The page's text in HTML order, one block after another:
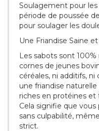
Soulagement pour
période de poussée
pour soulager les
Une Friandise Saine
Les sabots sont
cornes de jeunes
céréales, ni additifs, ni
une friandise
riches en protéines et
Cela signifie que
sans culpabilité,
strict.